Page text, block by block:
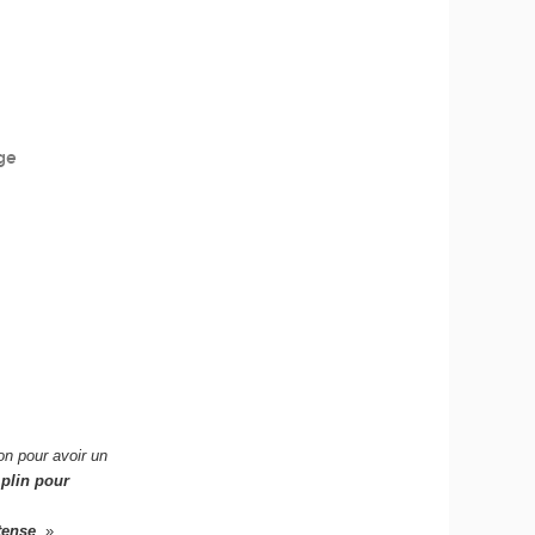
pour avoir un
pour
. »